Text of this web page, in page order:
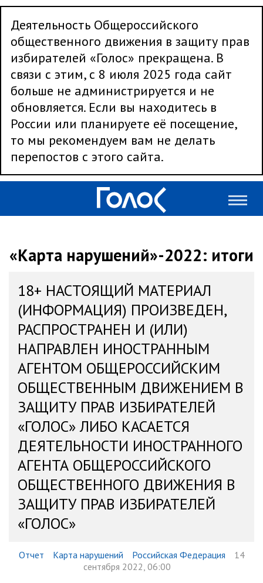
Деятельность Общероссийского
общественного движения в защиту прав
избирателей «Голос» прекращена. В
связи с этим, с 8 июля 2025 года сайт
больше не администрируется и не
обновляется. Если вы находитесь в
России или планируете её посещение,
то мы рекомендуем вам не делать
перепостов с этого сайта.
«Карта нарушений»-2022: итоги
18+ НАСТОЯЩИЙ МАТЕРИАЛ
(ИНФОРМАЦИЯ) ПРОИЗВЕДЕН,
РАСПРОСТРАНЕН И (ИЛИ)
НАПРАВЛЕН ИНОСТРАННЫМ
АГЕНТОМ ОБЩЕРОССИЙСКИМ
ОБЩЕСТВЕННЫМ ДВИЖЕНИЕМ В
ЗАЩИТУ ПРАВ ИЗБИРАТЕЛЕЙ
«ГОЛОС» ЛИБО КАСАЕТСЯ
ДЕЯТЕЛЬНОСТИ ИНОСТРАННОГО
АГЕНТА ОБЩЕРОССИЙСКОГО
ОБЩЕСТВЕННОГО ДВИЖЕНИЯ В
ЗАЩИТУ ПРАВ ИЗБИРАТЕЛЕЙ
«ГОЛОС»
Отчет Карта нарушений Российская Федерация
14
сентября 2022, 06:00